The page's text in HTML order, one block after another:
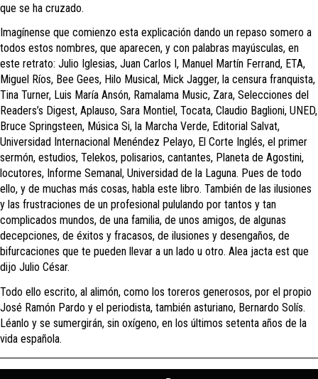
que se ha cruzado.
Imagínense que comienzo esta explicación dando un repaso somero a
todos estos nombres, que aparecen, y con palabras mayúsculas, en
este retrato: Julio Iglesias, Juan Carlos I, Manuel Martín Ferrand, ETA,
Miguel Ríos, Bee Gees, Hilo Musical, Mick Jagger, la censura franquista,
Tina Turner, Luis María Ansón, Ramalama Music, Zara, Selecciones del
Readers’s Digest, Aplauso, Sara Montiel, Tocata, Claudio Baglioni, UNED,
Bruce Springsteen, Música Si, la Marcha Verde, Editorial Salvat,
Universidad Internacional Menéndez Pelayo, El Corte Inglés, el primer
sermón, estudios, Telekos, polisarios, cantantes, Planeta de Agostini,
locutores, Informe Semanal, Universidad de la Laguna. Pues de todo
ello, y de muchas más cosas, habla este libro. También de las ilusiones
y las frustraciones de un profesional pululando por tantos y tan
complicados mundos, de una familia, de unos amigos, de algunas
decepciones, de éxitos y fracasos, de ilusiones y desengaños, de
bifurcaciones que te pueden llevar a un lado u otro. Alea jacta est que
dijo Julio César.
Todo ello escrito, al alimón, como los toreros generosos, por el propio
José Ramón Pardo y el periodista, también asturiano, Bernardo Solís.
Léanlo y se sumergirán, sin oxígeno, en los últimos setenta años de la
vida española.